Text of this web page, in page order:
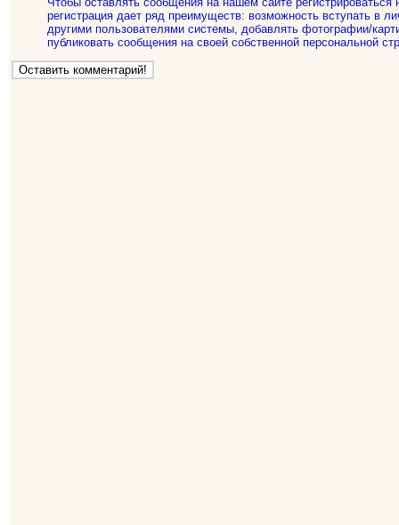
регистрация дает ряд преимуществ: возможность вступать в
другими пользователями системы, добавлять фотографии/
публиковать сообщения на своей собственной персональной